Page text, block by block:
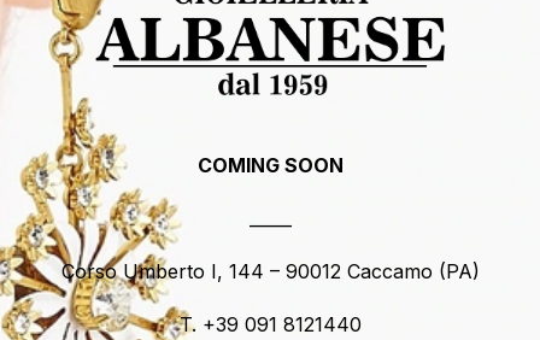
COMING SOON
Corso Umberto I, 144 – 90012 Caccamo (PA)
T. +39 091 8121440